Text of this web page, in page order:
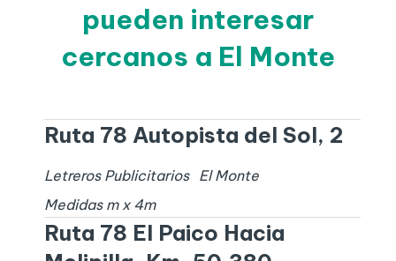
pueden interesar
cercanos a El Monte
Ruta 78 Autopista del Sol, 2
Letreros Publicitarios
El Monte
Medidas m x 4m
Ruta 78 El Paico Hacia